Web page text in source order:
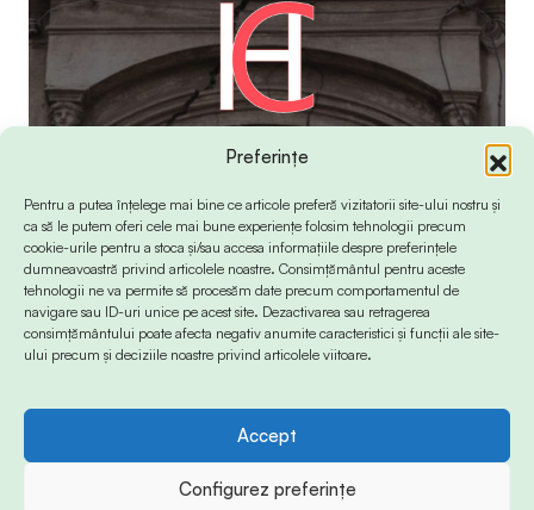
Preferințe
Pentru a putea înțelege mai bine ce articole preferă vizitatorii site-ului nostru și
ca să le putem oferi cele mai bune experiențe folosim tehnologii precum
cookie-urile pentru a stoca și/sau accesa informațiile despre preferințele
dumneavoastră privind articolele noastre. Consimțământul pentru aceste
tehnologii ne va permite să procesăm date precum comportamentul de
navigare sau ID-uri unice pe acest site. Dezactivarea sau retragerea
consimțământului poate afecta negativ anumite caracteristici și funcții ale site-
ului precum și deciziile noastre privind articolele viitoare.
Accept
Configurez preferințe
© 2024 Info-Sud-Est. All Rights Reserved.